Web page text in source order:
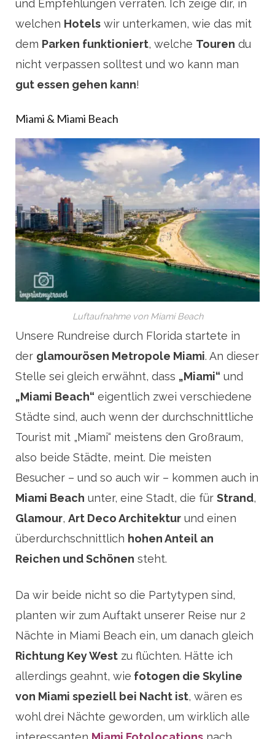
und Empfehlungen verraten. Ich zeige dir, in
welchen Hotels wir unterkamen, wie das mit
dem Parken funktioniert, welche Touren du
nicht verpassen solltest und wo kann man
gut essen gehen kann!
Miami & Miami Beach
Luftaufnahme von Miami Beach
Unsere Rundreise durch Florida startete in
der glamourösen Metropole Miami. An dieser
Stelle sei gleich erwähnt, dass „Miami“ und
„Miami Beach“ eigentlich zwei verschiedene
Städte sind, auch wenn der durchschnittliche
Tourist mit „Miami“ meistens den Großraum,
also beide Städte, meint. Die meisten
Besucher – und so auch wir – kommen auch in
Miami Beach unter, eine Stadt, die für Strand,
Glamour, Art Deco Architektur und einen
überdurchschnittlich hohen Anteil an
Reichen und Schönen steht.
Da wir beide nicht so die Partytypen sind,
planten wir zum Auftakt unserer Reise nur 2
Nächte in Miami Beach ein, um danach gleich
Richtung Key West zu flüchten. Hätte ich
allerdings geahnt, wie fotogen die Skyline
von Miami speziell bei Nacht ist, wären es
wohl drei Nächte geworden, um wirklich alle